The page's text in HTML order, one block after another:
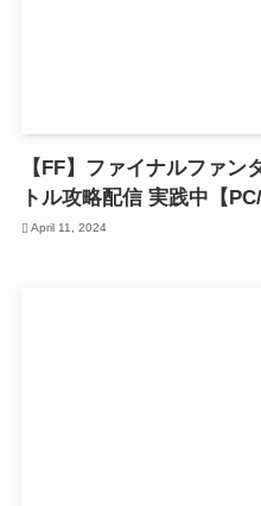
【FF】ファイナルファン
トル攻略配信 実践中【
April 11, 2024